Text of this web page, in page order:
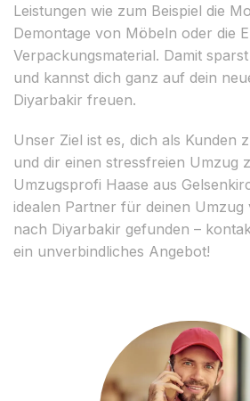
Leistungen wie zum Beispiel die
Demontage von Möbeln oder die
Verpackungsmaterial. Damit
und kannst dich ganz auf dein
Diyarbakir freuen.
Unser Ziel ist es, dich als Kunden
und dir einen stressfreien Umzug
Umzugsprofi Haase aus
idealen Partner für deinen Umzug
nach Diyarbakir gefunden –
ein unverbindliches Angebot!